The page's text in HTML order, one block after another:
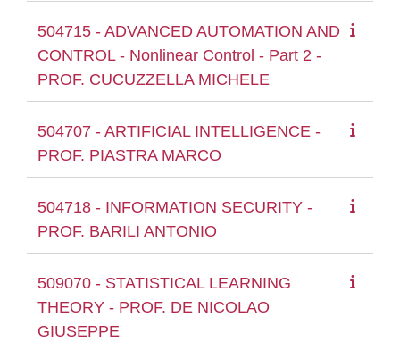
504715 - ADVANCED AUTOMATION AND
CONTROL - Nonlinear Control - Part 2 -
PROF. CUCUZZELLA MICHELE
504707 - ARTIFICIAL INTELLIGENCE -
PROF. PIASTRA MARCO
504718 - INFORMATION SECURITY -
PROF. BARILI ANTONIO
509070 - STATISTICAL LEARNING
THEORY - PROF. DE NICOLAO
GIUSEPPE